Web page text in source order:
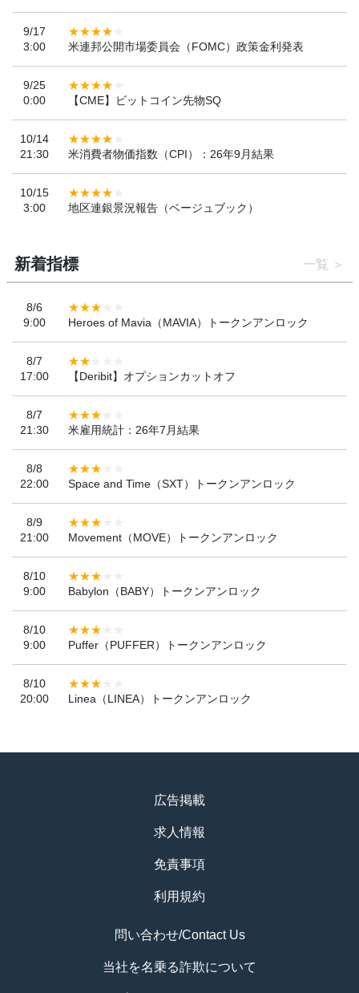
9/17
3:00
米連邦公開市場委員会（FOMC）政策金利発表
9/25
0:00
【CME】ビットコイン先物SQ
10/14
21:30
米消費者物価指数（CPI）：26年9月結果
10/15
3:00
地区連銀景況報告（ベージュブック）
新着指標 一覧
8/6
9:00
Heroes of Mavia（MAVIA）トークンアンロック
8/7
17:00
【Deribit】オプションカットオフ
8/7
21:30
米雇用統計：26年7月結果
8/8
22:00
Space and Time（SXT）トークンアンロック
8/9
21:00
Movement（MOVE）トークンアンロック
8/10
9:00
Babylon（BABY）トークンアンロック
8/10
9:00
Puffer（PUFFER）トークンアンロック
8/10
20:00
Linea（LINEA）トークンアンロック
広告掲載
求人情報
免責事項
利用規約
問い合わせ/Contact Us
当社を名乗る詐欺について